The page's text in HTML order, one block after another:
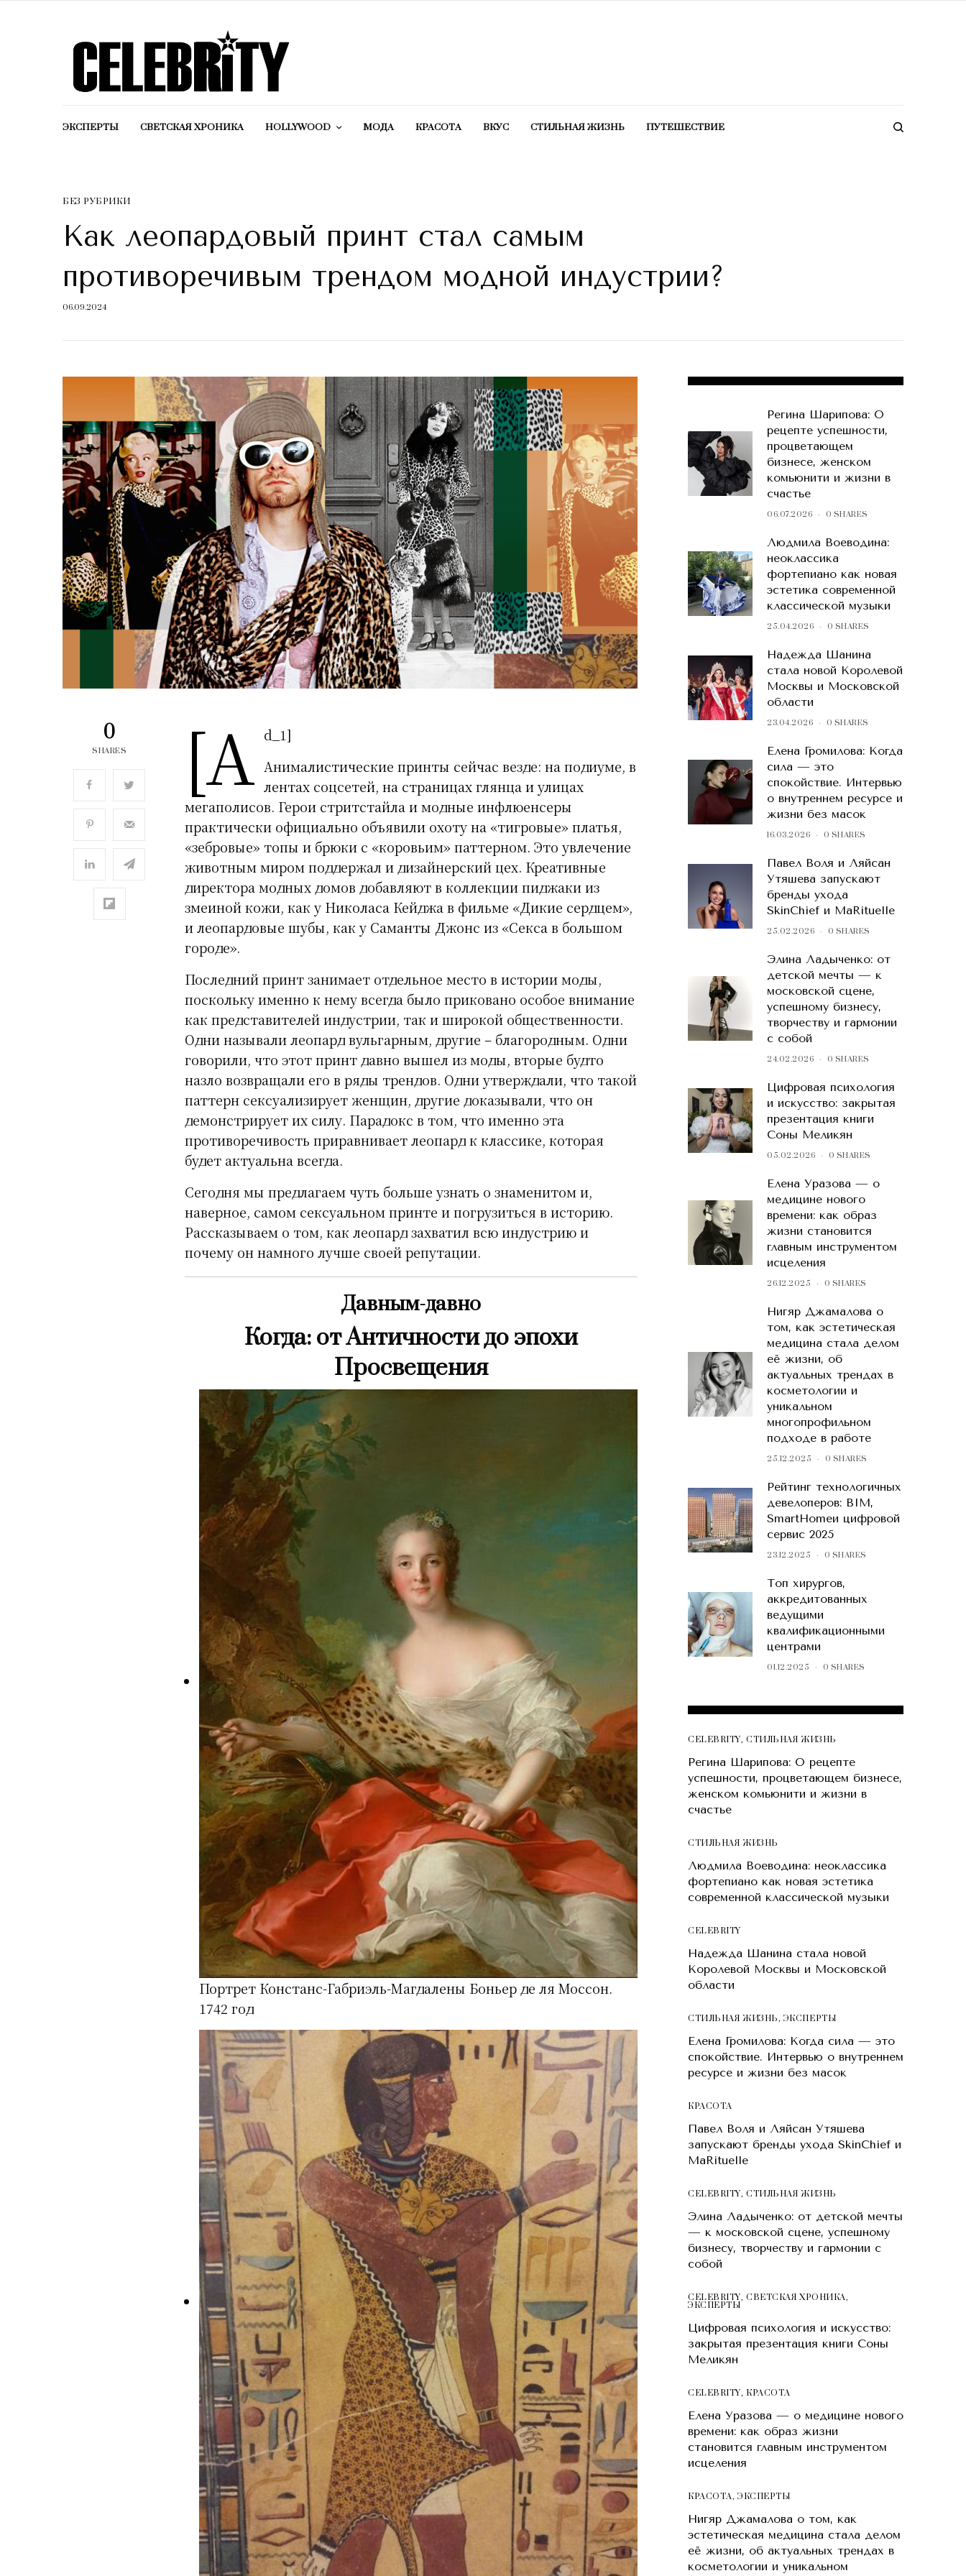
ЭКСПЕРТЫ СВЕТСКАЯ ХРОНИКА HOLLYWOOD МОДА КРАСОТA ВКУС СТИЛЬНАЯ ЖИЗНЬ ПУТЕШЕСТВИЕ
БЕЗ РУБРИКИ
Как леопардовый принт стал самым
противоречивым трендом модной индустрии?
06.09.2024
0
SHARES [a d_1]
Анималистические принты сейчас везде: на подиуме, в
лентах соцсетей, на страницах глянца и улицах
мегаполисов. Герои стритстайла и модные инфлюенсеры
практически официально объявили охоту на «тигровые» платья,
«зебровые» топы и брюки с «коровьим» паттерном. Это увлечение
животным миром поддержал и дизайнерский цех. Креативные
директора модных домов добавляют в коллекции пиджаки из
змеиной кожи, как у Николаса Кейджа в фильме «Дикие сердцем»,
и леопардовые шубы, как у Саманты Джонс из «Секса в большом
городе».
Последний принт занимает отдельное место в истории моды,
поскольку именно к нему всегда было приковано особое внимание
как представителей индустрии, так и широкой общественности.
Одни называли леопард вульгарным, другие – благородным. Одни
говорили, что этот принт давно вышел из моды, вторые будто
назло возвращали его в ряды трендов. Одни утверждали, что такой
паттерн сексуализирует женщин, другие доказывали, что он
демонстрирует их силу. Парадокс в том, что именно эта
противоречивость приравнивает леопард к классике, которая
будет актуальна всегда.
Сегодня мы предлагаем чуть больше узнать о знаменитом и,
наверное, самом сексуальном принте и погрузиться в историю.
Рассказываем о том, как леопард захватил всю индустрию и
почему он намного лучше своей репутации.
Давным-давно
Когда: от Античности до эпохи
Просвещения
Портрет Констанс-Габриэль-Магдалены Боньер де ля Моссон.
1742 год
Регина Шарипова: О
рецепте успешности,
процветающем
бизнесе, женском
комьюнити и жизни в
счастье
06.07.2026 0 SHARES
Людмила Воеводина:
неоклассика
фортепиано как новая
эстетика современной
классической музыки
25.04.2026 0 SHARES
Надежда Шанина
стала новой Королевой
Москвы и Московской
области
23.04.2026 0 SHARES
Елена Громилова: Когда
сила — это
спокойствие. Интервью
о внутреннем ресурсе и
жизни без масок
16.03.2026 0 SHARES
Павел Воля и Ляйсан
Утяшева запускают
бренды ухода
SkinChief и MaRituelle
25.02.2026 0 SHARES
Элина Ладыченко: от
детской мечты — к
московской сцене,
успешному бизнесу,
творчеству и гармонии
с собой
24.02.2026 0 SHARES
Цифровая психология
и искусство: закрытая
презентация книги
Соны Меликян
05.02.2026 0 SHARES
Елена Уразова — о
медицине нового
времени: как образ
жизни становится
главным инструментом
исцеления
26.12.2025 0 SHARES
Нигяр Джамалова о
том, как эстетическая
медицина стала делом
её жизни, об
актуальных трендах в
косметологии и
уникальном
многопрофильном
подходе в работе
25.12.2025 0 SHARES
Рейтинг технологичных
девелоперов: BIM,
SmartHomeи цифровой
сервис 2025
23.12.2025 0 SHARES
Топ хирургов,
аккредитованных
ведущими
квалификационными
центрами
01.12.2025 0 SHARES
CELEBRITY,СТИЛЬНАЯ ЖИЗНЬ
Регина Шарипова: О рецепте
успешности, процветающем бизнесе,
женском комьюнити и жизни в
счастье
СТИЛЬНАЯ ЖИЗНЬ
Людмила Воеводина: неоклассика
фортепиано как новая эстетика
современной классической музыки
CELEBRITY
Надежда Шанина стала новой
Королевой Москвы и Московской
области
СТИЛЬНАЯ ЖИЗНЬ, ЭКСПЕРТЫ
Елена Громилова: Когда сила — это
спокойствие. Интервью о внутреннем
ресурсе и жизни без масок
КРАСОТA
Павел Воля и Ляйсан Утяшева
запускают бренды ухода SkinChief и
MaRituelle
CELEBRITY,СТИЛЬНАЯ ЖИЗНЬ
Элина Ладыченко: от детской мечты
— к московской сцене, успешному
бизнесу, творчеству и гармонии с
собой
CELEBRITY,СВЕТСКАЯ ХРОНИКА,
ЭКСПЕРТЫ
Цифровая психология и искусство:
закрытая презентация книги Соны
Меликян
CELEBRITY, КРАСОТA
Елена Уразова — о медицине нового
времени: как образ жизни
становится главным инструментом
исцеления
КРАСОТA, ЭКСПЕРТЫ
Нигяр Джамалова о том, как
эстетическая медицина стала делом
её жизни, об актуальных трендах в
косметологии и уникальном